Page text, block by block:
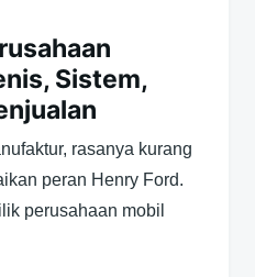
Sistem,
rasanya kurang
peran Henry Ford.
perusahaan mobil